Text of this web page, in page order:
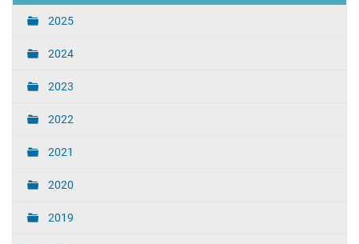
2025
2024
2023
2022
2021
2020
2019